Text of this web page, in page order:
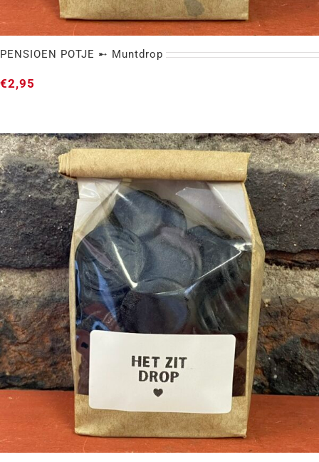
PENSIOEN POTJE ➸ Muntdrop
PENSIOEN POTJE ➸ Muntdrop
€2,95